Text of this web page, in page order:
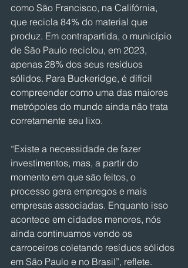
como São Francisco, na Califórnia,
que recicla 84% do material que
produz. Em contrapartida, o município
de São Paulo reciclou, em 2023,
apenas 28% dos seus resíduos
sólidos. Para Buckeridge, é difícil
compreender como uma das maiores
metrópoles do mundo ainda não trata
corretamente seu lixo.
“Existe a necessidade de fazer
investimentos, mas, a partir do
momento em que são feitos, o
processo gera empregos e mais
empresas associadas. Enquanto isso
acontece em cidades menores, nós
ainda continuamos vendo os
carroceiros coletando resíduos sólidos
em São Paulo e no Brasil”, reflete.